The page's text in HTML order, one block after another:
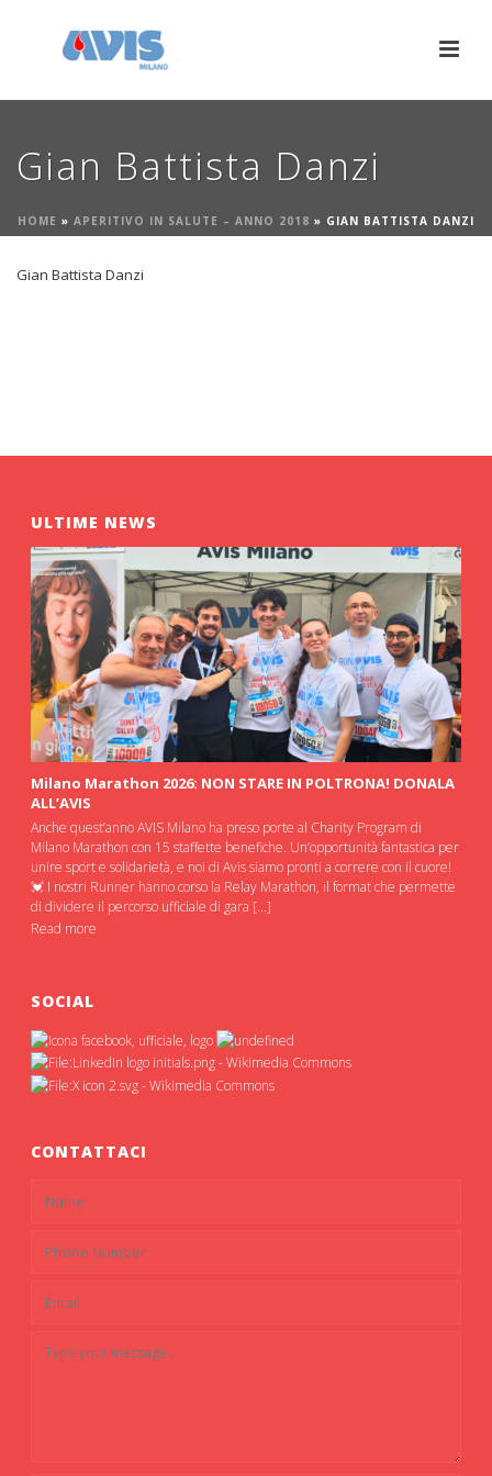
Gian Battista Danzi
HOME » APERITIVO IN SALUTE – ANNO 2018 » GIAN BATTISTA DANZI
Gian Battista Danzi
ULTIME NEWS
Milano Marathon 2026: NON STARE IN POLTRONA! DONALA
ALL’AVIS
Anche quest’anno AVIS Milano ha preso porte al Charity Program di
Milano Marathon con 15 staffette benefiche. Un’opportunità fantastica per
unire sport e solidarietà, e noi di Avis siamo pronti a correre con il cuore!
💓 I nostri Runner hanno corso la Relay Marathon, il format che permette
di dividere il percorso ufficiale di gara […]
Read more
SOCIAL
CONTATTACI